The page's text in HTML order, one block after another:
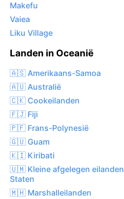
Makefu
Vaiea
Liku Village
Landen in Oceanië
🇦🇸 Amerikaans-Samoa
🇦🇺 Australië
🇨🇰 Cookeilanden
🇫🇯 Fiji
🇵🇫 Frans-Polynesië
🇬🇺 Guam
🇰🇮 Kiribati
🇺🇲 Kleine afgelegen
Staten
🇲🇭 Marshalleilanden